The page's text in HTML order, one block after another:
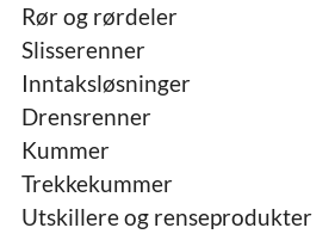
Rør og rørdeler
Slisserenner
Inntaksløsninger
Drensrenner
Kummer
Trekkekummer
Utskillere og renseprodukter